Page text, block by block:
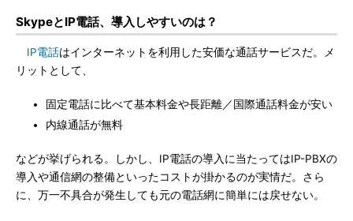
SkypeとIP電話、導入しやすいのは？
IP電話はインターネットを利用した安価な通話サービスだ。メ
リットとして、
固定電話に比べて基本料金や長距離／国際通話料金が安い
内線通話が無料
などが挙げられる。しかし、IP電話の導入に当たってはIP-PBXの
導入や通信網の整備といったコストが掛かるのが実情だ。さら
に、万一不具合が発生しても元の電話網に簡単には戻せない。